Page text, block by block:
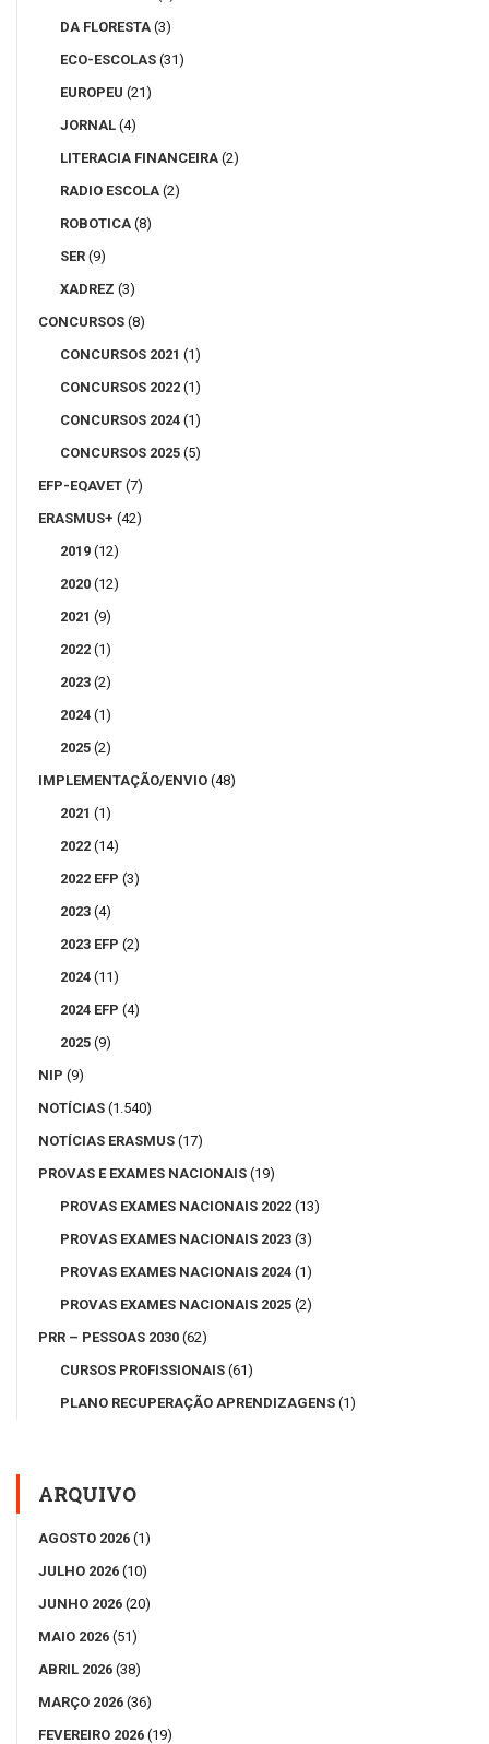
DA FLORESTA (3)
ECO-ESCOLAS (31)
EUROPEU (21)
JORNAL (4)
LITERACIA FINANCEIRA (2)
RADIO ESCOLA (2)
ROBOTICA (8)
SER (9)
XADREZ (3)
CONCURSOS (8)
CONCURSOS 2021 (1)
CONCURSOS 2022 (1)
CONCURSOS 2024 (1)
CONCURSOS 2025 (5)
EFP-EQAVET (7)
ERASMUS+ (42)
2019 (12)
2020 (12)
2021 (9)
2022 (1)
2023 (2)
2024 (1)
2025 (2)
IMPLEMENTAÇÃO/ENVIO (48)
2021 (1)
2022 (14)
2022 EFP (3)
2023 (4)
2023 EFP (2)
2024 (11)
2024 EFP (4)
2025 (9)
NIP (9)
NOTÍCIAS (1.540)
NOTÍCIAS ERASMUS (17)
PROVAS E EXAMES NACIONAIS (19)
PROVAS EXAMES NACIONAIS 2022 (13)
PROVAS EXAMES NACIONAIS 2023 (3)
PROVAS EXAMES NACIONAIS 2024 (1)
PROVAS EXAMES NACIONAIS 2025 (2)
PRR – PESSOAS 2030 (62)
CURSOS PROFISSIONAIS (61)
PLANO RECUPERAÇÃO APRENDIZAGENS (1)
ARQUIVO
AGOSTO 2026 (1)
JULHO 2026 (10)
JUNHO 2026 (20)
MAIO 2026 (51)
ABRIL 2026 (38)
MARÇO 2026 (36)
FEVEREIRO 2026 (19)